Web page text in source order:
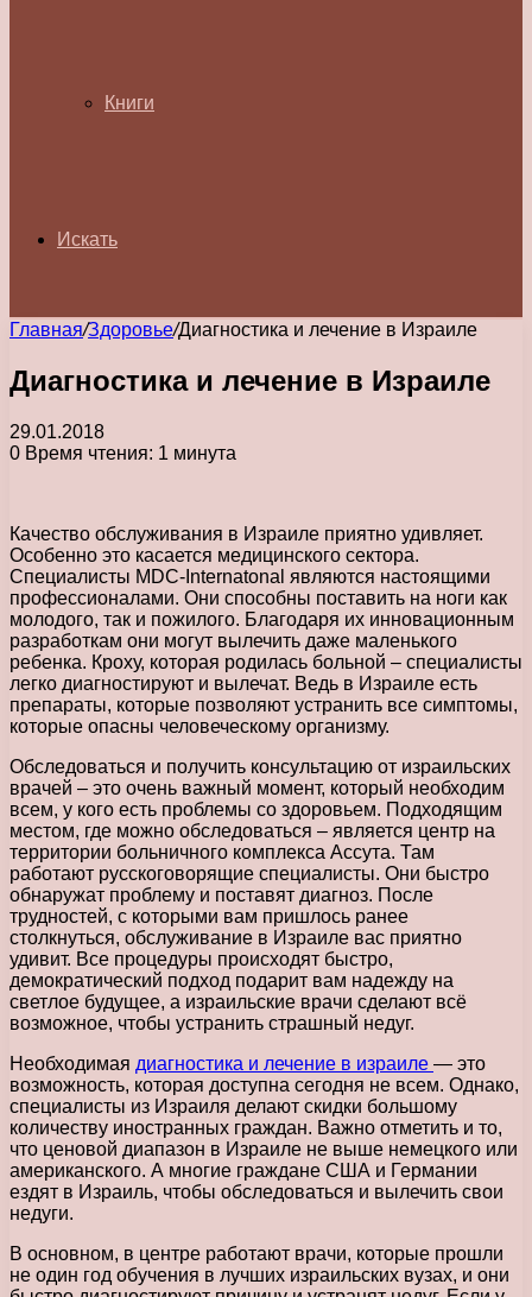
Книги
Искать
Главная/Здоровье/Диагностика и лечение в Израиле
Диагностика и лечение в Израиле
29.01.2018
0 Время чтения: 1 минута
Качество обслуживания в Израиле приятно удивляет.
Особенно это касается медицинского сектора.
Специалисты MDC-Internatonal являются настоящими
профессионалами. Они способны поставить на ноги как
молодого, так и пожилого. Благодаря их инновационным
разработкам они могут вылечить даже маленького
ребенка. Кроху, которая родилась больной – специалисты
легко диагностируют и вылечат. Ведь в Израиле есть
препараты, которые позволяют устранить все симптомы,
которые опасны человеческому организму.
Обследоваться и получить консультацию от израильских
врачей – это очень важный момент, который необходим
всем, у кого есть проблемы со здоровьем. Подходящим
местом, где можно обследоваться – является центр на
территории больничного комплекса Ассута. Там
работают русскоговорящие специалисты. Они быстро
обнаружат проблему и поставят диагноз. После
трудностей, с которыми вам пришлось ранее
столкнуться, обслуживание в Израиле вас приятно
удивит. Все процедуры происходят быстро,
демократический подход подарит вам надежду на
светлое будущее, а израильские врачи сделают всё
возможное, чтобы устранить страшный недуг.
Необходимая диагностика и лечение в израиле — это
возможность, которая доступна сегодня не всем. Однако,
специалисты из Израиля делают скидки большому
количеству иностранных граждан. Важно отметить и то,
что ценовой диапазон в Израиле не выше немецкого или
американского. А многие граждане США и Германии
ездят в Израиль, чтобы обследоваться и вылечить свои
недуги.
В основном, в центре работают врачи, которые прошли
не один год обучения в лучших израильских вузах, и они